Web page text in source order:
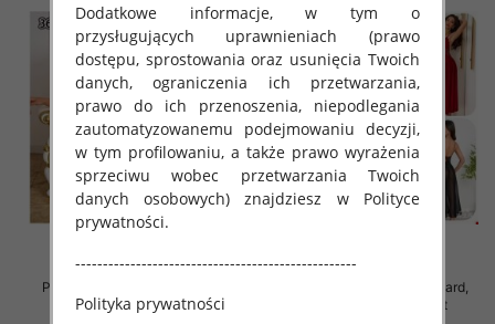
Piżama damska Roz Standard,
Mix kolor Paczka 12 szt
Piżama damska Roz Standard,
Mix kolor Paczka 12 szt
Dodatkowe informacje, w tym o
przysługujących uprawnieniach (prawo
dostępu, sprostowania oraz usunięcia Twoich
danych, ograniczenia ich przetwarzania,
prawo do ich przenoszenia, niepodlegania
zautomatyzowanemu podejmowaniu decyzji,
w tym profilowaniu, a także prawo wyrażenia
sprzeciwu wobec przetwarzania Twoich
danych osobowych) znajdziesz w Polityce
prywatności.
---------------------------------------------------
Polityka prywatności